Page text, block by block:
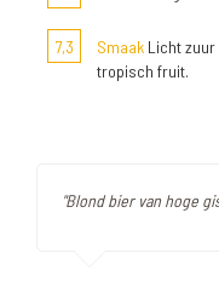
7,3 Smaak Licht
tropisch fruit.
"Blond bier van hoge